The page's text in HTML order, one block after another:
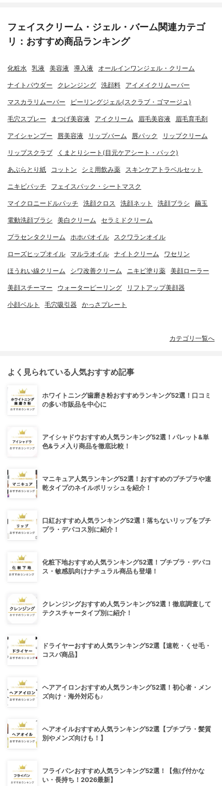
フェイスクリーム・ジェル・バーム関連カテゴ
リ：おすすめ商品ランキング
化粧水 乳液 美容液 導入液 オールインワンジェル・クリーム
ナイトパウダー クレンジング 洗顔料 アイメイクリムーバー
マスカラリムーバー ピーリングジェル(スクラブ・ゴマージュ)
毛穴スプレー まつげ美容液 アイクリーム 眉毛美容液 眉毛育毛剤
アイシャンプー 唇美容液 リップバーム 唇パック リップクリーム
リップスクラブ くまとりシート(目元ケアシート・パック)
あぶらとり紙 コットン シミ用飲み薬 スキンケアトラベルセット
ニキビパッチ フェイスパック・シートマスク
マイクロニードルパッチ 洗顔クロス 洗顔ネット 洗顔ブラシ 繭玉
電動洗顔ブラシ 美白クリーム セラミドクリーム
プラセンタクリーム ホホバオイル スクワランオイル
ローズヒップオイル マルラオイル ナイトクリーム ワセリン
ほうれい線クリーム シワ改善クリーム ニキビ塗り薬 美顔ローラー
美顔スチーマー ウォーターピーリング リフトアップ美顔器
小顔ベルト 毛穴吸引器 かっさプレート
カテゴリ一覧へ
よく見られている人気おすすめ記事
ホワイトニング歯磨き粉おすすめランキング52選！口コミ
の多い市販品を中心に
アイシャドウおすすめ人気ランキング52選！パレット&単
色&ラメ入り商品を徹底比較！
マニキュア人気ランキング52選！おすすめのプチプラや速
乾タイプのネイルポリッシュを紹介！
口紅おすすめ人気ランキング52選！落ちないリップをプチ
プラ・デパコス別に紹介！
化粧下地おすすめ人気ランキング52選！プチプラ・デパコ
ス・敏感肌向けナチュラル商品も登場！
クレンジングおすすめ人気ランキング52選！徹底調査して
テクスチャータイプ別に紹介！
ドライヤーおすすめ人気ランキング52選【速乾・くせ毛・
コスパ商品】
ヘアアイロンおすすめ人気ランキング52選！初心者・メン
ズ向け・海外対応も♪
ヘアオイルおすすめ人気ランキング52選【プチプラ・髪質
別やメンズ向けも！】
フライパンおすすめ人気ランキング52選！【焦げ付かな
い・長持ち！2026最新】